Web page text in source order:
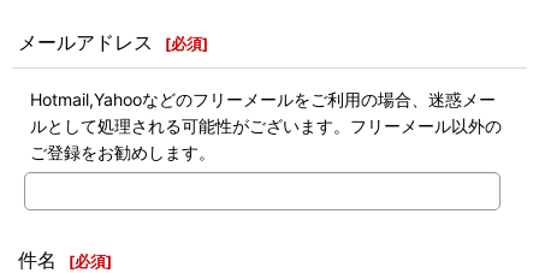
メールアドレス [必須]
Hotmail,Yahooなどのフリーメールをご利用の場合、迷惑メー
ルとして処理される可能性がございます。フリーメール以外の
ご登録をお勧めします。
件名 [必須]